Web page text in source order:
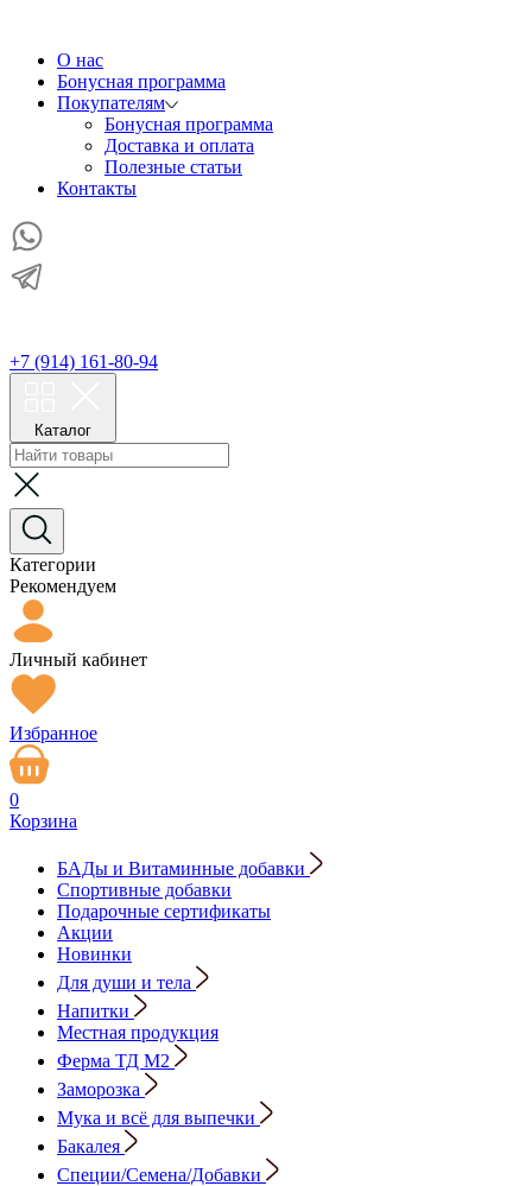
О нас
Бонусная программа
Покупателям
Бонусная программа
Доставка и оплата
Полезные статьи
Контакты
+7 (914) 161-80-94
Каталог
Категории
Рекомендуем
Личный кабинет
Избранное
0
Корзина
БАДы и Витаминные добавки
Спортивные добавки
Подарочные сертификаты
Акции
Новинки
Для души и тела
Напитки
Местная продукция
Ферма ТД М2
Заморозка
Мука и всё для выпечки
Бакалея
Специи/Семена/Добавки